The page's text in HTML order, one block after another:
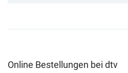
Online Bestellungen bei dtv